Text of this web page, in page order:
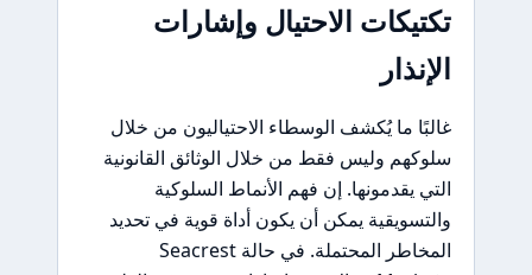
تكتيكات الاحتيال وإشارات
الإنذار
غالبًا ما يُكشف الوسطاء الاحتياليون من خلال
سلوكهم وليس فقط من خلال الوثائق القانونية
التي يقدمونها. إن فهم الأنماط السلوكية
والتسويقية يمكن أن يكون أداة قوية في تحديد
المخاطر المحتملة. في حالة Seacrest